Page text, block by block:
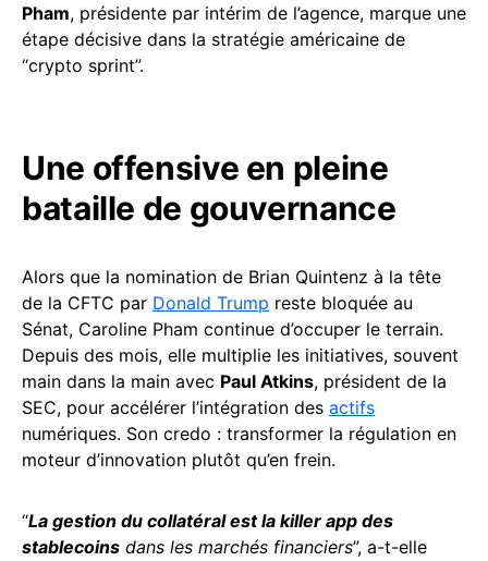
Pham, présidente par intérim de l’agence, marque une
étape décisive dans la stratégie américaine de
“crypto sprint”.
Une offensive en pleine
bataille de gouvernance
Alors que la nomination de Brian Quintenz à la tête
de la CFTC par Donald Trump reste bloquée au
Sénat, Caroline Pham continue d’occuper le terrain.
Depuis des mois, elle multiplie les initiatives, souvent
main dans la main avec Paul Atkins, président de la
SEC, pour accélérer l’intégration des actifs
numériques. Son credo : transformer la régulation en
moteur d’innovation plutôt qu’en frein.
“La gestion du collatéral est la killer app des
stablecoins dans les marchés financiers”, a-t-elle